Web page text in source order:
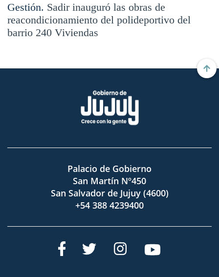
Gestión. Sadir inauguró las obras de
reacondicionamiento del polideportivo del
barrio 240 Viviendas
Palacio de Gobierno
San Martín Nº450
San Salvador de Jujuy (4600)
+54 388 4239400